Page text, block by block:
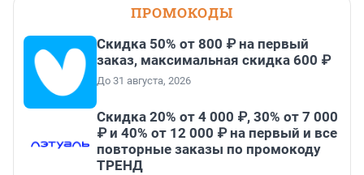
ПРОМОКОДЫ
Скидка 50% от 800 ₽ на первый
заказ, максимальная скидка 600 ₽
До 31 августа, 2026
Скидка 20% от 4 000 ₽, 30% от 7 000
₽ и 40% от 12 000 ₽ на первый и все
повторные заказы по промокоду
ТРЕНД